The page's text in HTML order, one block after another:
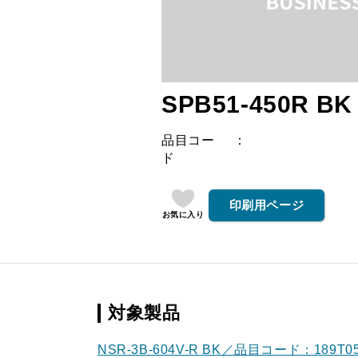
SPB51-450R BK
品目コー
ド
お気に入り
印刷用ページ
対象製品
NSR-3B-604V-R BK／品目コード：